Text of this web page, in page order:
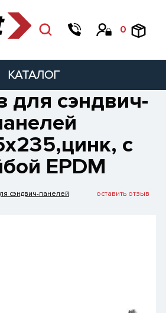
0
КАТАЛОГ
для сэндвич-
с
EPDM
сэндвич-панелей оставить отзыв